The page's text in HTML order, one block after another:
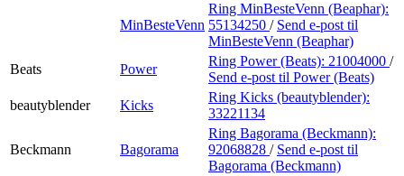
MinBesteVenn
Ring MinBesteVenn (Beaphar):
55134250 / Send e-post til
MinBesteVenn (Beaphar)
Beats
Power
Ring Power (Beats): 21004000 /
Send e-post til Power (Beats)
beautyblender
Kicks
Ring Kicks (beautyblender):
33221134
Beckmann Bagorama
Ring Bagorama (Beckmann):
92068828 / Send e-post til
Bagorama (Beckmann)